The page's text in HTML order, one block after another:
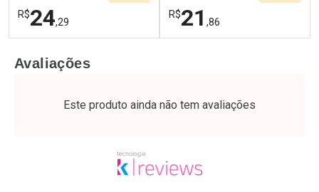
R$24,29
Laboratório
Por Menos
R$21 ,86
Laboratório
Por Menos
Avaliações
Este produto ainda não tem avaliações